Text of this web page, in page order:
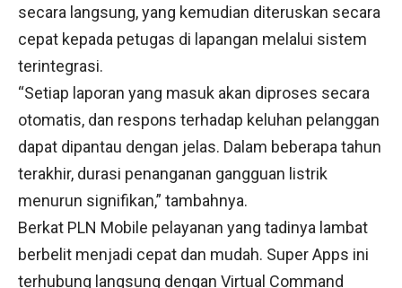
secara langsung, yang kemudian diteruskan secara
cepat kepada petugas di lapangan melalui sistem
terintegrasi.
“Setiap laporan yang masuk akan diproses secara
otomatis, dan respons terhadap keluhan pelanggan
dapat dipantau dengan jelas. Dalam beberapa tahun
terakhir, durasi penanganan gangguan listrik
menurun signifikan,” tambahnya.
Berkat PLN Mobile pelayanan yang tadinya lambat
berbelit menjadi cepat dan mudah. Super Apps ini
terhubung langsung dengan Virtual Command